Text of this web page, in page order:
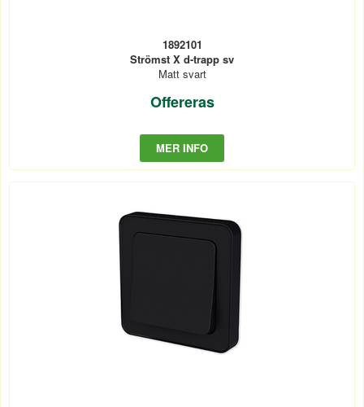
1892101
Strömst X d-trapp sv
Matt svart
Offereras
MER INFO